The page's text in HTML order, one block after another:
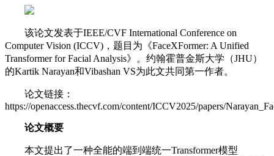
该论文发表于IEEE/CVF International Conference on
Computer Vision (ICCV)，题目为《FaceXFormer: A Unified
Transformer for Facial Analysis》。约翰霍普金斯大学（JHU）
的Kartik Narayan和Vibashan VS为此文共同第一作者。
论文链接：
https://openaccess.thecvf.com/content/ICCV2025/papers/
论文概要
本文提出了一种全能的端到端统一Transformer模型